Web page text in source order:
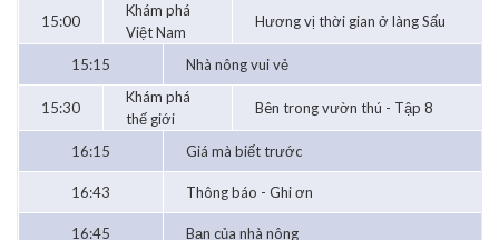
15:00
Khám phá
Việt Nam
Hương vị thời gian ở làng Sấu
15:15 Nhà nông vui vẻ
15:30
Khám phá
thế giới
Bên trong vườn thú - Tập 8
16:15 Giá mà biết trước
16:43 Thông báo - Ghi ơn
16:45 Bạn của nhà nông